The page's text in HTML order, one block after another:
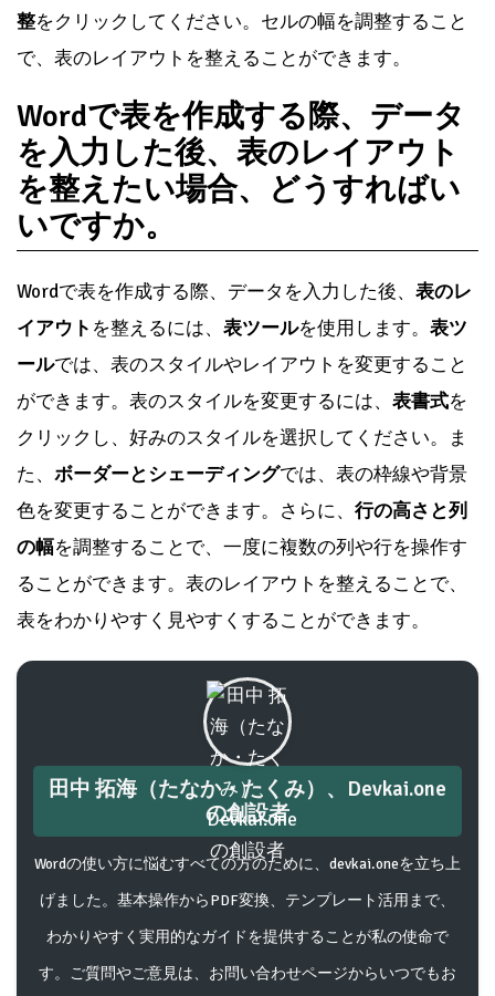
整をクリックしてください。セルの幅を調整すること
で、表のレイアウトを整えることができます。
Wordで表を作成する際、データ
を入力した後、表のレイアウト
を整えたい場合、どうすればい
いですか。
Wordで表を作成する際、データを入力した後、 表のレ
イアウト を整えるには、 表ツールを使用します。 表ツ
ールでは、表のスタイルやレイアウトを変更すること
ができます。表のスタイルを変更するには、 表書式を
クリックし、好みのスタイルを選択してください。ま
た、 ボーダーとシェーディングでは、表の枠線や背景
色を変更することができます。さらに、 行の高さと列
の幅を調整することで、一度に複数の列や行を操作す
ることができます。表のレイアウトを整えることで、
表をわかりやすく見やすくすることができます。
田中 拓海（たなか・たくみ）、Devkai.one
の創設者
Wordの使い方に悩むすべての方のために、devkai.oneを立ち上
げました。基本操作からPDF変換、テンプレート活用まで、
わかりやすく実用的なガイドを提供することが私の使命で
す。ご質問やご意見は、お問い合わせページからいつでもお